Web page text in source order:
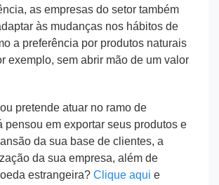
as empresas do setor também
às mudanças nos hábitos de
a preferência por produtos naturais
exemplo, sem abrir mão de um valor
pretende atuar no ramo de
pensou em exportar seus produtos e
da sua base de clientes, a
da sua empresa, além de
estrangeira? Clique aqui e